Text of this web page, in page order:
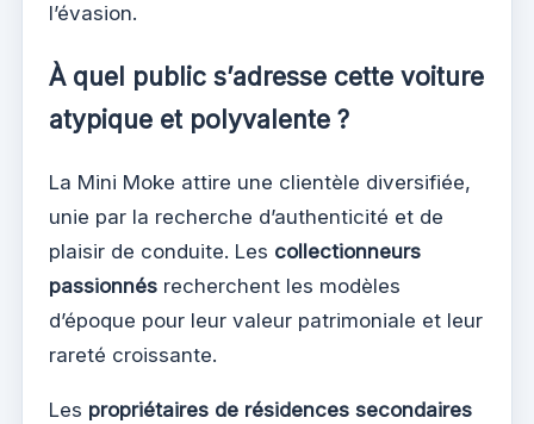
l’évasion.
À quel public s’adresse cette voiture
atypique et polyvalente ?
La Mini Moke attire une clientèle diversifiée,
unie par la recherche d’authenticité et de
plaisir de conduite. Les collectionneurs
passionnés recherchent les modèles
d’époque pour leur valeur patrimoniale et leur
rareté croissante.
Les propriétaires de résidences secondaires